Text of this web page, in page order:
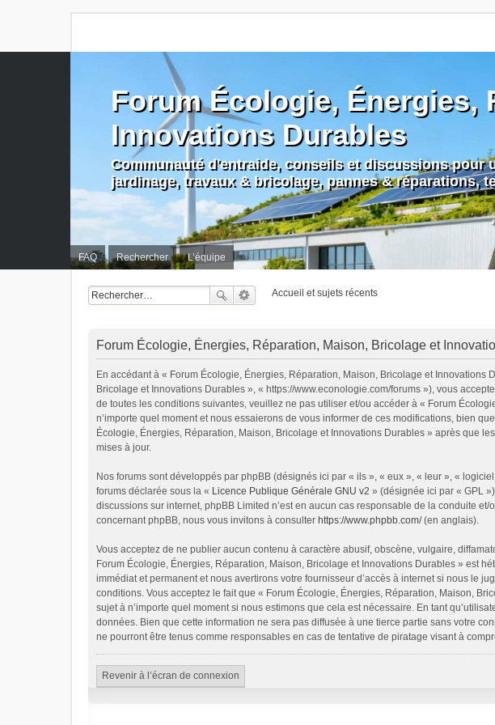
FAQ Rechercher L’équipe
Forum Écologie, Énergies,
Innovations Durables
Communauté d'entraide, conseils et discussions
jardinage, travaux & bricolage, pannes & réparations,
Accueil et sujets récents
Forum Écologie, Énergies, Réparation, Maison, Bricolage et
En accédant à « Forum Écologie, Énergies, Réparation, Maison, Bricolage et
Bricolage et Innovations Durables », « https://www.econologie.com/forums »), vous
de toutes les conditions suivantes, veuillez ne pas utiliser et/ou accéder à « Forum
n’importe quel moment et nous essaierons de vous informer de ces modifications, bien
Écologie, Énergies, Réparation, Maison, Bricolage et Innovations Durables » après que
mises à jour.
Nos forums sont développés par phpBB (désignés ici par « ils », « eux », « leur », «
forums déclarée sous la « Licence Publique Générale GNU v2 » (désignée ici par « GPL
discussions sur internet, phpBB Limited n’est en aucun cas responsable de la conduite
concernant phpBB, nous vous invitons à consulter https://www.phpbb.com/(en anglais).
Vous acceptez de ne publier aucun contenu à caractère abusif, obscène, vulgaire,
Forum Écologie, Énergies, Réparation, Maison, Bricolage et Innovations Durables » est
immédiat et permanent et nous avertirons votre fournisseur d’accès à internet si nous le
conditions. Vous acceptez le fait que « Forum Écologie, Énergies, Réparation, Maison,
sujet à n’importe quel moment si nous estimons que cela est nécessaire. En tant
données. Bien que cette information ne sera pas diffusée à une tierce partie sans votre
ne pourront être tenus comme responsables en cas de tentative de piratage visant à
Revenir à l’écran de connexion